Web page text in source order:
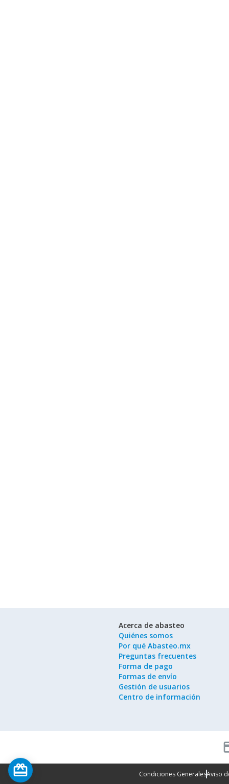
Acerca de abasteo
Quiénes somos
Por qué Abasteo.mx
Preguntas frecuentes
Forma de pago
Formas de envío
Gestión de usuarios
Centro de información
Condiciones GeneralesAviso
card_giftcard